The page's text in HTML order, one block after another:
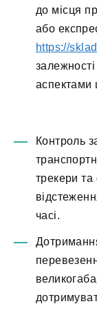
до місця
або
https://
аспектами
Контроль
трекери та
часі.